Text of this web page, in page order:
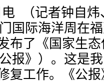
（记者钟自
国际海洋周在
布了《国家生
报》）。这是
复工作。《公